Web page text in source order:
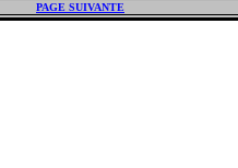
PAGE SUIVANTE